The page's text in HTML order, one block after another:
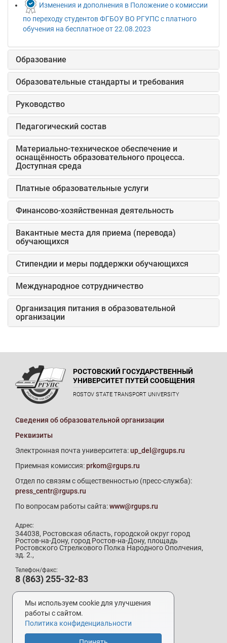
Изменения и дополнения в Положение о комиссии
по переходу студентов ФГБОУ ВО РГУПС с платного
обучения на бесплатное от 22.08.2023
Образование
Образовательные стандарты и требования
Руководство
Педагогический состав
Материально-техническое обеспечение и
оснащённость образовательного процесса.
Доступная среда
Платные образовательные услуги
Финансово-хозяйственная деятельность
Вакантные места для приема (перевода)
обучающихся
Стипендии и меры поддержки обучающихся
Международное сотрудничество
Организация питания в образовательной
организации
РОСТОВСКИЙ ГОСУДАРСТВЕННЫЙ
УНИВЕРСИТЕТ ПУТЕЙ СООБЩЕНИЯ
ROSTOV STATE TRANSPORT UNIVERSITY
Сведения об образовательной организации
Реквизиты
Электронная почта университета:up_del@rgups.ru
Приемная комиссия:prkom@rgups.ru
Отдел по связям с общественностью (пресс-служба):
press_centr@rgups.ru
По вопросам работы сайта:www@rgups.ru
Адрес:
344038, Ростовская область, городской округ город
Ростов-на-Дону, город Ростов-на-Дону, площадь
Ростовского Стрелкового Полка Народного Ополчения,
зд. 2.,
Телефон/факс:
8 (863) 255-32-83
Телефон приемной комиссии:
8 (800) 707-19-29
8 (863) 272-64-88
Мы используем cookie для улучшения
работы с сайтом.
Политика конфиденциальности